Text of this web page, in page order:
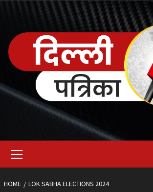
content
Menu
HOME LOK SABHA ELECTIONS 2024